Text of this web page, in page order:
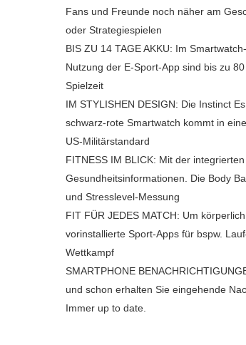
Fans und Freunde noch näher am
oder Strategiespielen
BIS ZU 14 TAGE AKKU: Im
Nutzung der E-Sport-App sind bis zu
Spielzeit
IM STYLISHEN DESIGN: Die Instinct
schwarz-rote Smartwatch kommt in
US-Militärstandard
FITNESS IM BLICK: Mit der
Gesundheitsinformationen. Die Body
und Stresslevel-Messung
FIT FÜR JEDES MATCH: Um
vorinstallierte Sport-Apps für bspw.
Wettkampf
SMARTPHONE
und schon erhalten Sie eingehende
Immer up to date.